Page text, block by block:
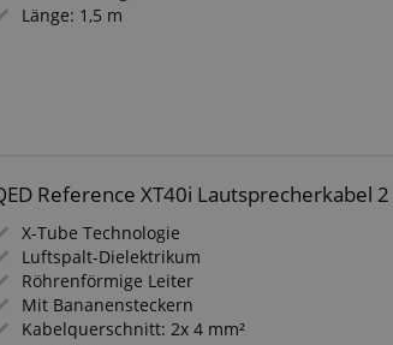
Länge: 1,5 m
Reference XT40i Lautsprecherkabel
X-Tube Technologie
Luftspalt-Dielektrikum
Röhrenförmige Leiter
Mit Bananensteckern
Kabelquerschnitt: 2x 4 mm²